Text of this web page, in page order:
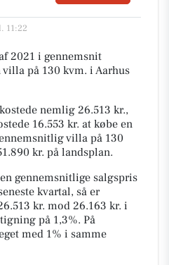
11:22
2021 i gennemsnit
på 130 kvm. i Aarhus
nemlig 26.513 kr.,
16.553 kr. at købe en
villa på 130
kr. på landsplan.
gennemsnitlige salgspris
kvartal, så er
kr. mod 26.163 kr. i
på 1,3%. På
med 1% i samme